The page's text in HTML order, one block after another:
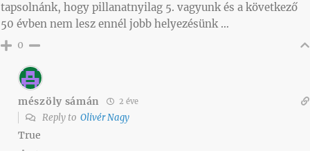
tapsolnánk, hogy pillanatnyilag 5. vagyunk és a következő
50 évben nem lesz ennél jobb helyezésünk …
0
mészöly sámán 2 éve
Reply to Olivér Nagy
True